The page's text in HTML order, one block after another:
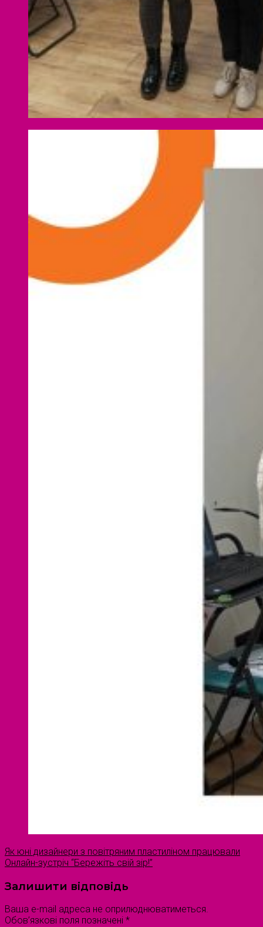
Як юні дизайнери з повітряним пластиліном працювали
Онлайн-зустріч “Бережіть свій зір!”
Залишити відповідь
Ваша e-mail адреса не оприлюднюватиметься.
Обов’язкові поля позначені *